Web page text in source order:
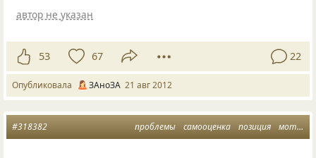
автор не указан
53 67 22
Опубликовала ЗАноЗА 21 авг 2012
проблемы самооценка позиция мотивация
#318382